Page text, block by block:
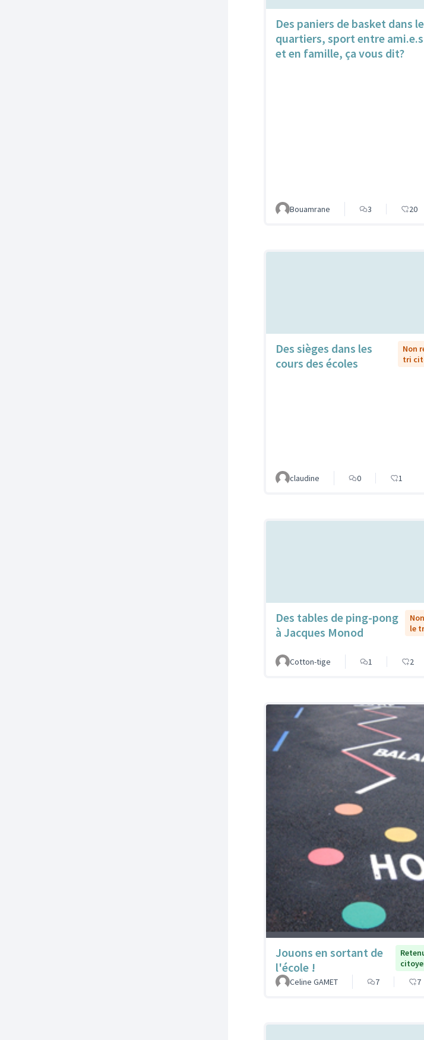
Des paniers de basket dans
quartiers, sport entre ami.e.s
et en famille, ça vous dit?
Bouamrane 3 20
Des sièges dans les
cours des écoles
Non
tri
claudine 0 1
Des tables de ping-pong
à Jacques Monod
le
Cotton-tige 1 2
Jouons en sortant de
l'école !
Celine GAMET
7 7